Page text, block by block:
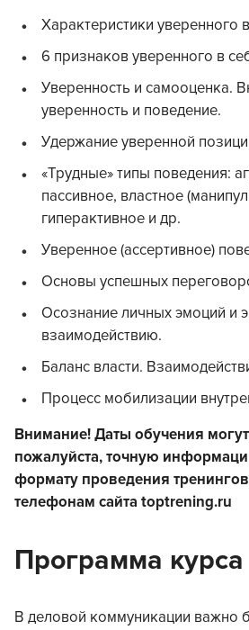
Характеристики уверенного
6 признаков уверенного в
Уверенность и самооценка.
уверенность и поведение.
Удержание уверенной
«Трудные» типы поведения:
пассивное, властное
гиперактивное и др.
Уверенное (ассертивное)
Основы успешных
Осознание личных эмоций и
взаимодействию.
Баланс власти.
Процесс мобилизации
Внимание! Даты обучения
пожалуйста, точную
формату проведения
телефонам сайта toptrening.ru
Программа курса
В деловой коммуникации важно